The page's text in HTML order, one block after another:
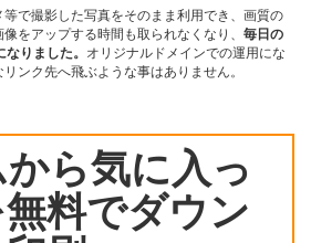
で撮影した写真をそのまま利用でき、画質の
をアップする時間も取られなくなり、 毎日の
りました。 オリジナルドメインでの運用にな
ンク先へ飛ぶような事はありません。
ら気に入っ
料でダウン